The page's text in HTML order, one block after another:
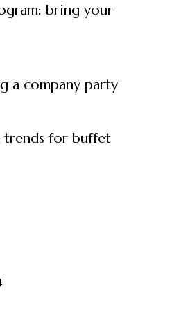
bring your
a company party
for buffet